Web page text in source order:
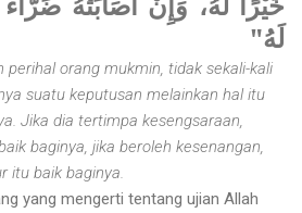
لَهُ"
perihal orang mukmin, tidak sekali-kali
suatu keputusan melainkan hal itu
Jika dia tertimpa kesengsaraan,
baginya, jika beroleh kesenangan,
itu baik baginya.
yang mengerti tentang ujian Allah